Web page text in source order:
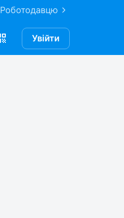
Роботодавцю
Увійти